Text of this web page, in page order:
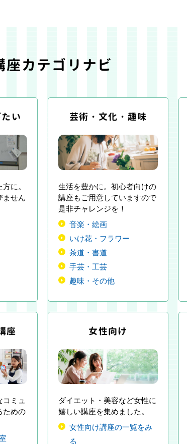
座カテゴリナビ
い
に。
ません
芸術・文化・趣味
生活を豊かに。初心者向けの
講座もご用意していますので
是非チャレンジを！
音楽・絵画
いけ花・フラワー
茶道・書道
手芸・工芸
趣味・その他
座
ミュ
ための
女性向け
ダイエット・美容など女性に
嬉しい講座を集めました。
女性向け講座の一覧をみ
る